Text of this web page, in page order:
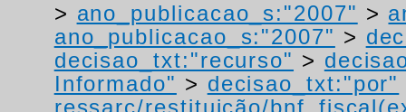
> ano_publicacao_s:"2007" >
ano_publicacao_s:"2007" >
decisao_txt:"recurso" >
Informado" > decisao_txt:"por"
ressarc/restituição/